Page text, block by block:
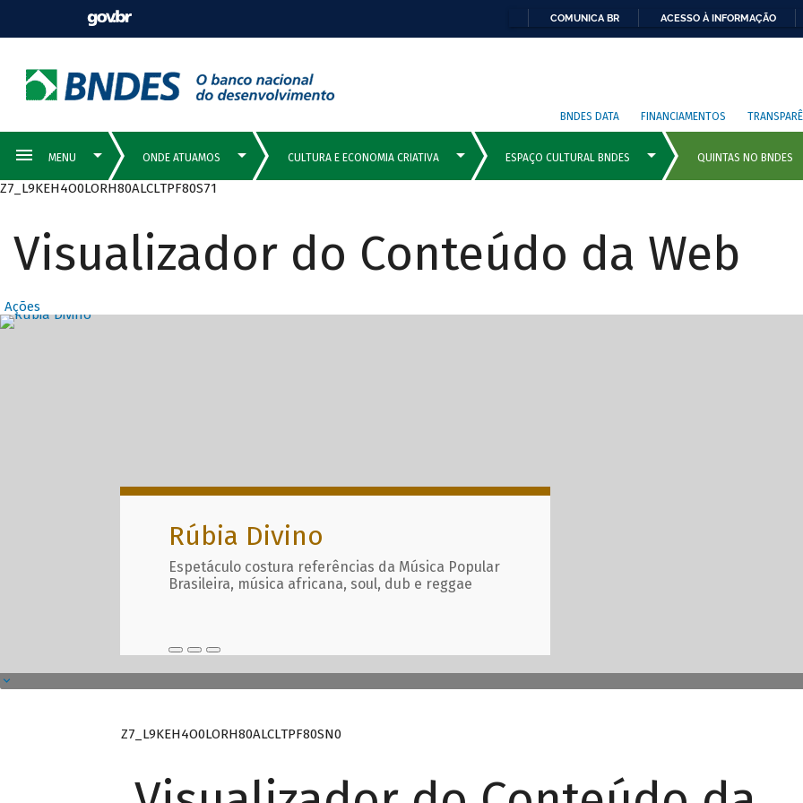
COMUNICA BR ACESSO À INFORMAÇÃO
BNDES DATA FINANCIAMENTOS
Z7_L9KEH4O0LORH80ALCLTPF80S71
Visualizador do Conteúdo da Web
Ações
Destaques Principais com
Rúbia Divino
Espetáculo costura referências da Música Popular
Brasileira, música africana, soul, dub e reggae
Z7_L9KEH4O0LORH80ALCLTPF80SN0